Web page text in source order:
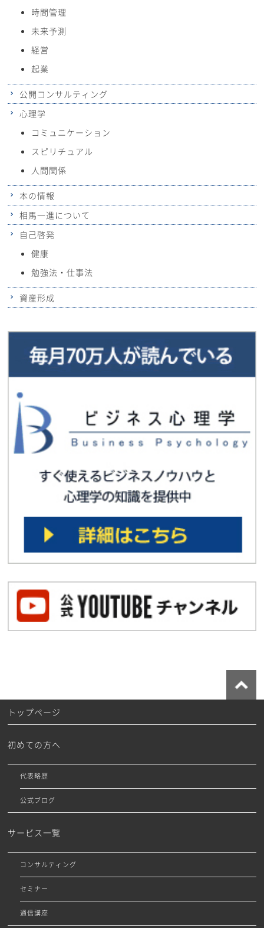
時間管理
未来予測
経営
起業
公開コンサルティング
心理学
コミュニケーション
スピリチュアル
人間関係
本の情報
相馬一進について
自己啓発
健康
勉強法・仕事法
資産形成
トップページ
初めての方へ
代表略歴
公式ブログ
サービス一覧
コンサルティング
セミナー
通信講座